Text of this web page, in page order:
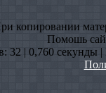
копировании
Помошь
32 | 0,760 секунды